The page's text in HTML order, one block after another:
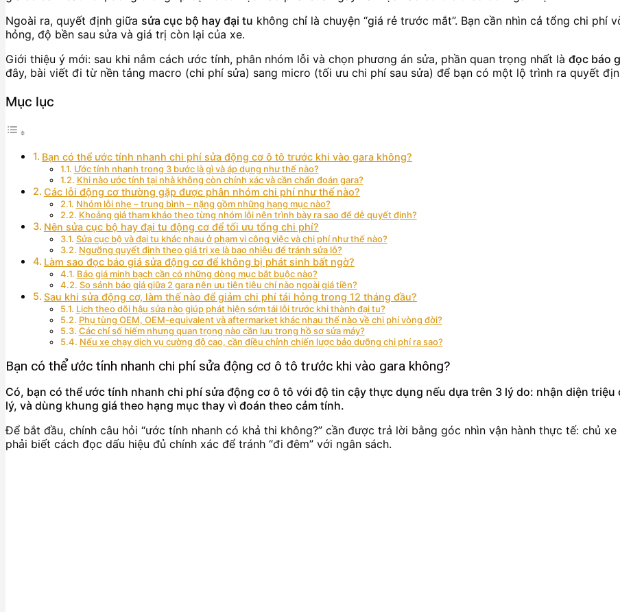
Ngoài ra, quyết định giữa sửa cục bộ hay đại tu không chỉ là chuyện “giá rẻ trước mắt”. Bạn cần nhìn cả tổng chi phí
hỏng, độ bền sau sửa và giá trị còn lại của xe.
Giới thiệu ý mới: sau khi nắm cách ước tính, phân nhóm lỗi và chọn phương án sửa, phần quan trọng nhất là đọc báo
đây, bài viết đi từ nền tảng macro (chi phí sửa) sang micro (tối ưu chi phí sau sửa) để bạn có một lộ trình ra quyết
Mục lục
Bạn có thể ước tính nhanh chi phí sửa động cơ ô tô trước khi vào gara không?
Ước tính nhanh trong 3 bước là gì và áp dụng như thế nào?
Khi nào ước tính tại nhà không còn chính xác và cần chẩn đoán gara?
Các lỗi động cơ thường gặp được phân nhóm chi phí như thế nào?
Nhóm lỗi nhẹ – trung bình – nặng gồm những hạng mục nào?
Khoảng giá tham khảo theo từng nhóm lỗi nên trình bày ra sao để dễ quyết định?
Nên sửa cục bộ hay đại tu động cơ để tối ưu tổng chi phí?
Sửa cục bộ và đại tu khác nhau ở phạm vi công việc và chi phí như thế nào?
Ngưỡng quyết định theo giá trị xe là bao nhiêu để tránh sửa lỗ?
Làm sao đọc báo giá sửa động cơ để không bị phát sinh bất ngờ?
Báo giá minh bạch cần có những dòng mục bắt buộc nào?
So sánh báo giá giữa 2 gara nên ưu tiên tiêu chí nào ngoài giá tiền?
Sau khi sửa động cơ, làm thế nào để giảm chi phí tái hỏng trong 12 tháng đầu?
Lịch theo dõi hậu sửa nào giúp phát hiện sớm tái lỗi trước khi thành đại tu?
Phụ tùng OEM, OEM-equivalent và aftermarket khác nhau thế nào về chi phí vòng đời?
Các chỉ số hiếm nhưng quan trọng nào cần lưu trong hồ sơ sửa máy?
Nếu xe chạy dịch vụ cường độ cao, cần điều chỉnh chiến lược bảo dưỡng chi phí ra sao?
Bạn có thể ước tính nhanh chi phí sửa động cơ ô tô trước khi vào gara không?
Có, bạn có thể ước tính nhanh chi phí sửa động cơ ô tô với độ tin cậy thực dụng nếu dựa trên 3 lý do: nhận diện
lý, và dùng khung giá theo hạng mục thay vì đoán theo cảm tính.
Để bắt đầu, chính câu hỏi “ước tính nhanh có khả thi không?” cần được trả lời bằng góc nhìn vận hành thực tế: chủ
phải biết cách đọc dấu hiệu đủ chính xác để tránh “đi đêm” với ngân sách.